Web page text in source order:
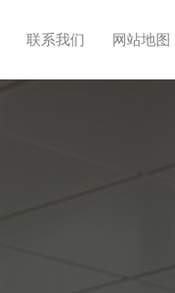
联系我们 网站地图